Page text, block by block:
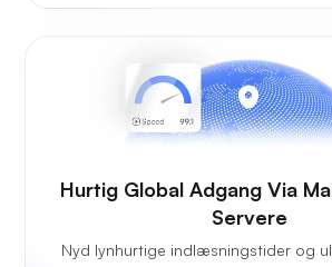
Hurtig Global Adgang Via
Servere
Nyd lynhurtige indlæsningstider og